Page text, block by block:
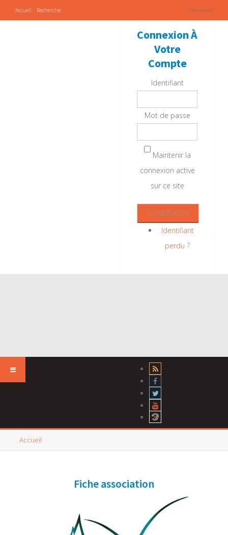
Accueil Recherche Connexion
Connexion À
Votre
Compte
Identifiant
Mot de passe
Maintenir la
connexion active
sur ce site
Identifiant
perdu ?
Accueil
Fiche association